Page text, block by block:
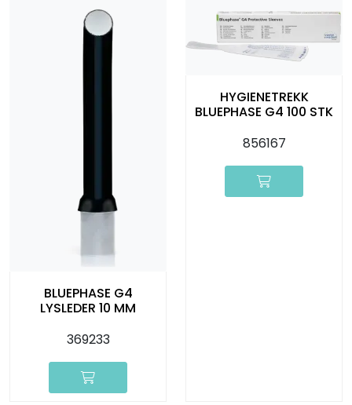
BLUEPHASE G4
LYSLEDER 10 MM
369233
HYGIENETREKK
BLUEPHASE G4 100 STK
856167